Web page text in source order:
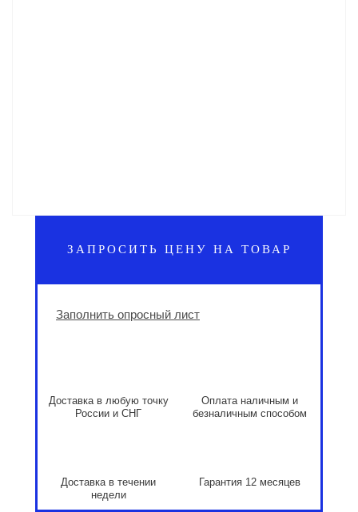
ЗАПРОСИТЬ ЦЕНУ НА ТОВАР
Заполнить опросный лист
Доставка в любую точку
России и СНГ
Оплата наличным и
безналичным способом
Доставка в течении
недели
Гарантия 12 месяцев